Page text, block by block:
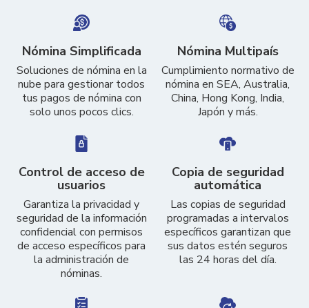
Nómina Simplificada
Soluciones de nómina en la
nube para gestionar todos
tus pagos de nómina con
solo unos pocos clics.
Nómina Multipaís
Cumplimiento normativo de
nómina en SEA, Australia,
China, Hong Kong, India,
Japón y más.
Control de acceso de
usuarios
Garantiza la privacidad y
seguridad de la información
confidencial con permisos
de acceso específicos para
la administración de
nóminas.
Copia de seguridad
automática
Las copias de seguridad
programadas a intervalos
específicos garantizan que
sus datos estén seguros
las 24 horas del día.